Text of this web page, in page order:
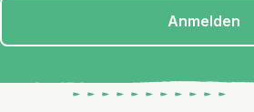
Anmelden